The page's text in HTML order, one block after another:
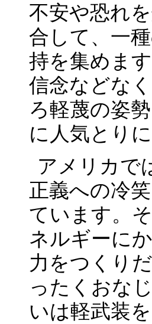
不安や恐れ
合して、一
持を集めま
信念などな
ろ軽蔑の姿
に人気とり
アメリカで
正義への冷
ています。
ネルギーに
力をつくり
ったくおな
いは軽武装